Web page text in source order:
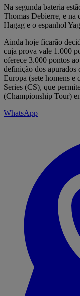
Na segunda bateria
Thomas Debierre, e na
Hagag e o espanhol
Ainda hoje ficarão
cuja prova vale 1.000
oferece 3.000 pontos
definição dos apurados
Europa (sete homens e
Series (CS), que
(Championship Tour)
WhatsApp